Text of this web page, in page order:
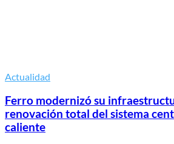
Actualidad
Ferro modernizó su
renovación total del sistema
caliente